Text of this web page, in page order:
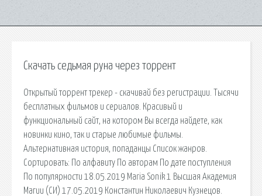
Скачать седьмая руна через торрент
Открытый торрент трекер - скачивай без регистрации. Тысячи
бесплатных фильмов и сериалов. Красивый и
функциональный сайт, на котором Вы всегда найдете, как
новинки кино, так и старые любимые фильмы.
Альтернативная история, попаданцы Список жанров.
Сортировать: По алфавиту По авторам По дате поступления
По популярности 18.05.2019 Maria Sonik 1 Высшая Академия
Магии (СИ) 17.05.2019 Константин Николаевич Кузнецов.